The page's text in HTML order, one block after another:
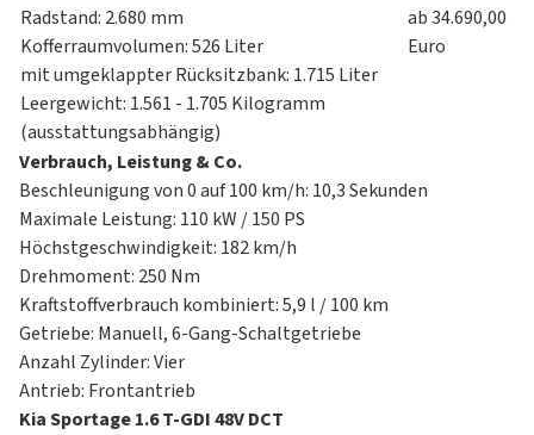
USB-Anschluss
12-Volt-Steckdose im Gepäckraum
Antibeschlagsystem
Außenspiegel elektrisch anklappbar
Außenspiegel elektrisch einstellbar und beheizbar
Bordcomputer, Digitaluhr, Instrumentendimmer
Dämmerungssensor
Elektrische Fensterheber vorn und hinten,
Impulsfunktion und Einklemmschutz auf der
Fahrerseite vorn
Elektronische Parkbremse mit Auto-Hold-Funktion
Frontscheibenwischer mit variabler Intervallschaltung
Frontscheinwerfer (LED)
Geschwindigkeitsbegrenzer
Geschwindigkeitsregelanlage
Radstand: 2.680 mm
Kofferraumvolumen: 526 Liter
mit umgeklappter Rücksitzbank: 1.715 Liter
Leergewicht: 1.561 - 1.705 Kilogramm
(ausstattungsabhängig)
ab 34.690,00
Euro
Verbrauch, Leistung & Co.
Beschleunigung von 0 auf 100 km/h: 10,3 Sekunden
Maximale Leistung: 110 kW / 150 PS
Höchstgeschwindigkeit: 182 km/h
Drehmoment: 250 Nm
Kraftstoffverbrauch kombiniert: 5,9 l / 100 km
Getriebe: Manuell, 6-Gang-Schaltgetriebe
Anzahl Zylinder: Vier
Antrieb: Frontantrieb
Kia Sportage 1.6 T-GDI 48V DCT